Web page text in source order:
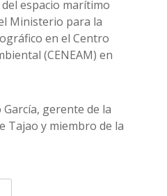
espacio marítimo
Ministerio para la
en el Centro
(CENEAM) en
gerente de la
Tajao y miembro de la